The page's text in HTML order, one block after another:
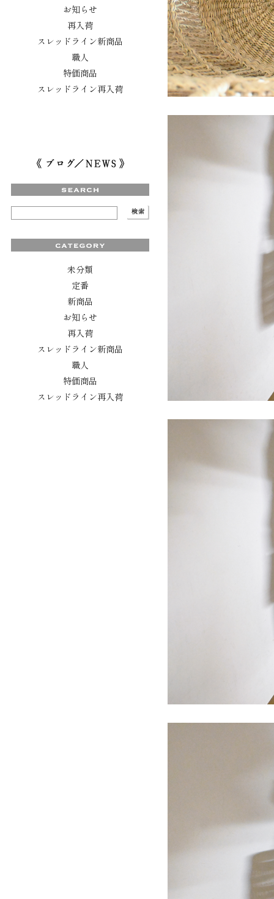
お知らせ
再入荷
スレッドライン新商品
職人
特価商品
スレッドライン再入荷
未分類
定番
新商品
お知らせ
再入荷
スレッドライン新商品
職人
特価商品
スレッドライン再入荷